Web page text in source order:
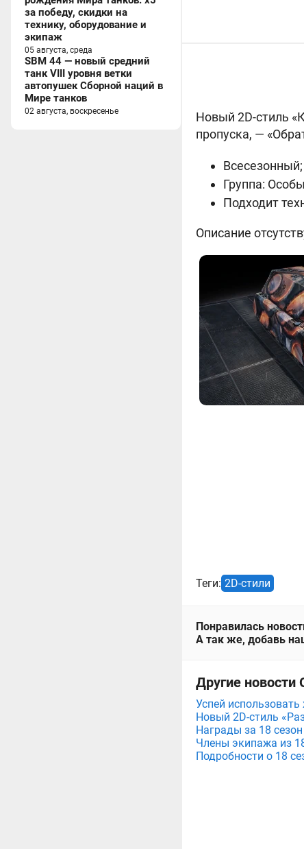
за победу, скидки на
технику, оборудование и
экипаж
05 августа, среда
SBM 44 — новый средний
танк VIII уровня ветки
автопушек Сборной наций в
Мире танков
02 августа, воскресенье
Новый 2D-стиль
пропуска, —
Всесезонный;
Группа:
Подходит
Описание
Теги: 2D-стили
Понравилась
А так же, добавь
Другие новости
Успей
Новый 2D-стиль
Награды за 18
Члены экипажа из
Подробности о 18